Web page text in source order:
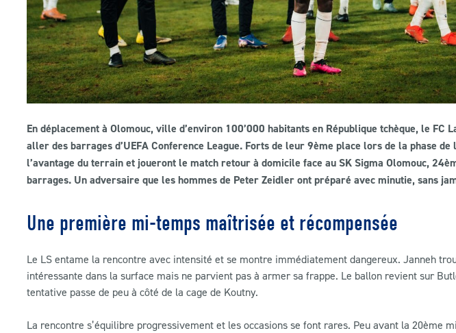
En déplacement à Olomouc, ville d’environ 100’000 habitants en République tchèque, le FC
aller des barrages d’UEFA Conference League. Forts de leur 9ème place lors de la phase de
l’avantage du terrain et joueront le match retour à domicile face au SK Sigma Olomouc,
barrages. Un adversaire que les hommes de Peter Zeidler ont préparé avec minutie, sans
Une première mi-temps maîtrisée et récompensée
Le LS entame la rencontre avec intensité et se montre immédiatement dangereux. Janneh
intéressante dans la surface mais ne parvient pas à armer sa frappe. Le ballon revient sur
tentative passe de peu à côté de la cage de Koutny.
La rencontre s’équilibre progressivement et les occasions se font rares. Peu avant la 20ème